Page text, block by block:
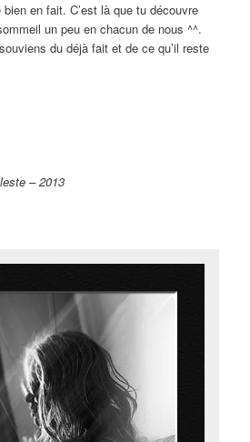
en fait. C’est là que tu découvre
un peu en chacun de nous ^^.
du déjà fait et de ce qu’il reste
– 2013